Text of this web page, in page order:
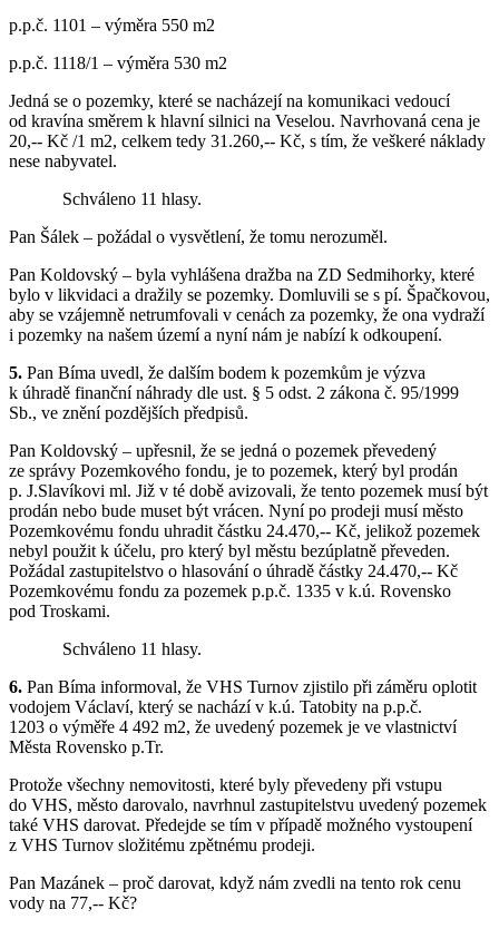
p.p.č. 1101 – výměra 550 m2
p.p.č. 1118/1 – výměra 530 m2
Jedná se o pozemky, které se nacházejí na komunikaci vedoucí
od kravína směrem k hlavní silnici na Veselou. Navrhovaná cena je
20,-- Kč /1 m2, celkem tedy 31.260,-- Kč, s tím, že veškeré náklady
nese nabyvatel.
Schváleno 11 hlasy.
Pan Šálek – požádal o vysvětlení, že tomu nerozuměl.
Pan Koldovský – byla vyhlášena dražba na ZD Sedmihorky, které
bylo v likvidaci a dražily se pozemky. Domluvili se s pí. Špačkovou,
aby se vzájemně netrumfovali v cenách za pozemky, že ona vydraží
i pozemky na našem území a nyní nám je nabízí k odkoupení.
5. Pan Bíma uvedl, že dalším bodem k pozemkům je výzva
k úhradě finanční náhrady dle ust. § 5 odst. 2 zákona č. 95/1999
Sb., ve znění pozdějších předpisů.
Pan Koldovský – upřesnil, že se jedná o pozemek převedený
ze správy Pozemkového fondu, je to pozemek, který byl prodán
p. J.Slavíkovi ml. Již v té době avizovali, že tento pozemek musí být
prodán nebo bude muset být vrácen. Nyní po prodeji musí město
Pozemkovému fondu uhradit částku 24.470,-- Kč, jelikož pozemek
nebyl použit k účelu, pro který byl městu bezúplatně převeden.
Požádal zastupitelstvo o hlasování o úhradě částky 24.470,-- Kč
Pozemkovému fondu za pozemek p.p.č. 1335 v k.ú. Rovensko
pod Troskami.
Schváleno 11 hlasy.
6. Pan Bíma informoval, že VHS Turnov zjistilo při záměru oplotit
vodojem Václaví, který se nachází v k.ú. Tatobity na p.p.č.
1203 o výměře 4 492 m2, že uvedený pozemek je ve vlastnictví
Města Rovensko p.Tr.
Protože všechny nemovitosti, které byly převedeny při vstupu
do VHS, město darovalo, navrhnul zastupitelstvu uvedený pozemek
také VHS darovat. Předejde se tím v případě možného vystoupení
z VHS Turnov složitému zpětnému prodeji.
Pan Mazánek – proč darovat, když nám zvedli na tento rok cenu
vody na 77,-- Kč?